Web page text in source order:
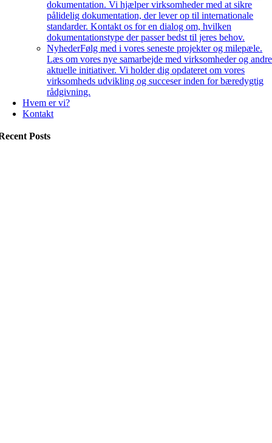
dokumentation. Vi hjælper virksomheder med at sikre
pålidelig dokumentation, der lever op til internationale
standarder. Kontakt os for en dialog om, hvilken
dokumentationstype der passer bedst til jeres behov.
NyhederFølg med i vores seneste projekter og milepæle.
Læs om vores nye samarbejde med virksomheder og andre
aktuelle initiativer. Vi holder dig opdateret om vores
virksomheds udvikling og succeser inden for bæredygtig
rådgivning.
Hvem er vi?
Kontakt
Posts